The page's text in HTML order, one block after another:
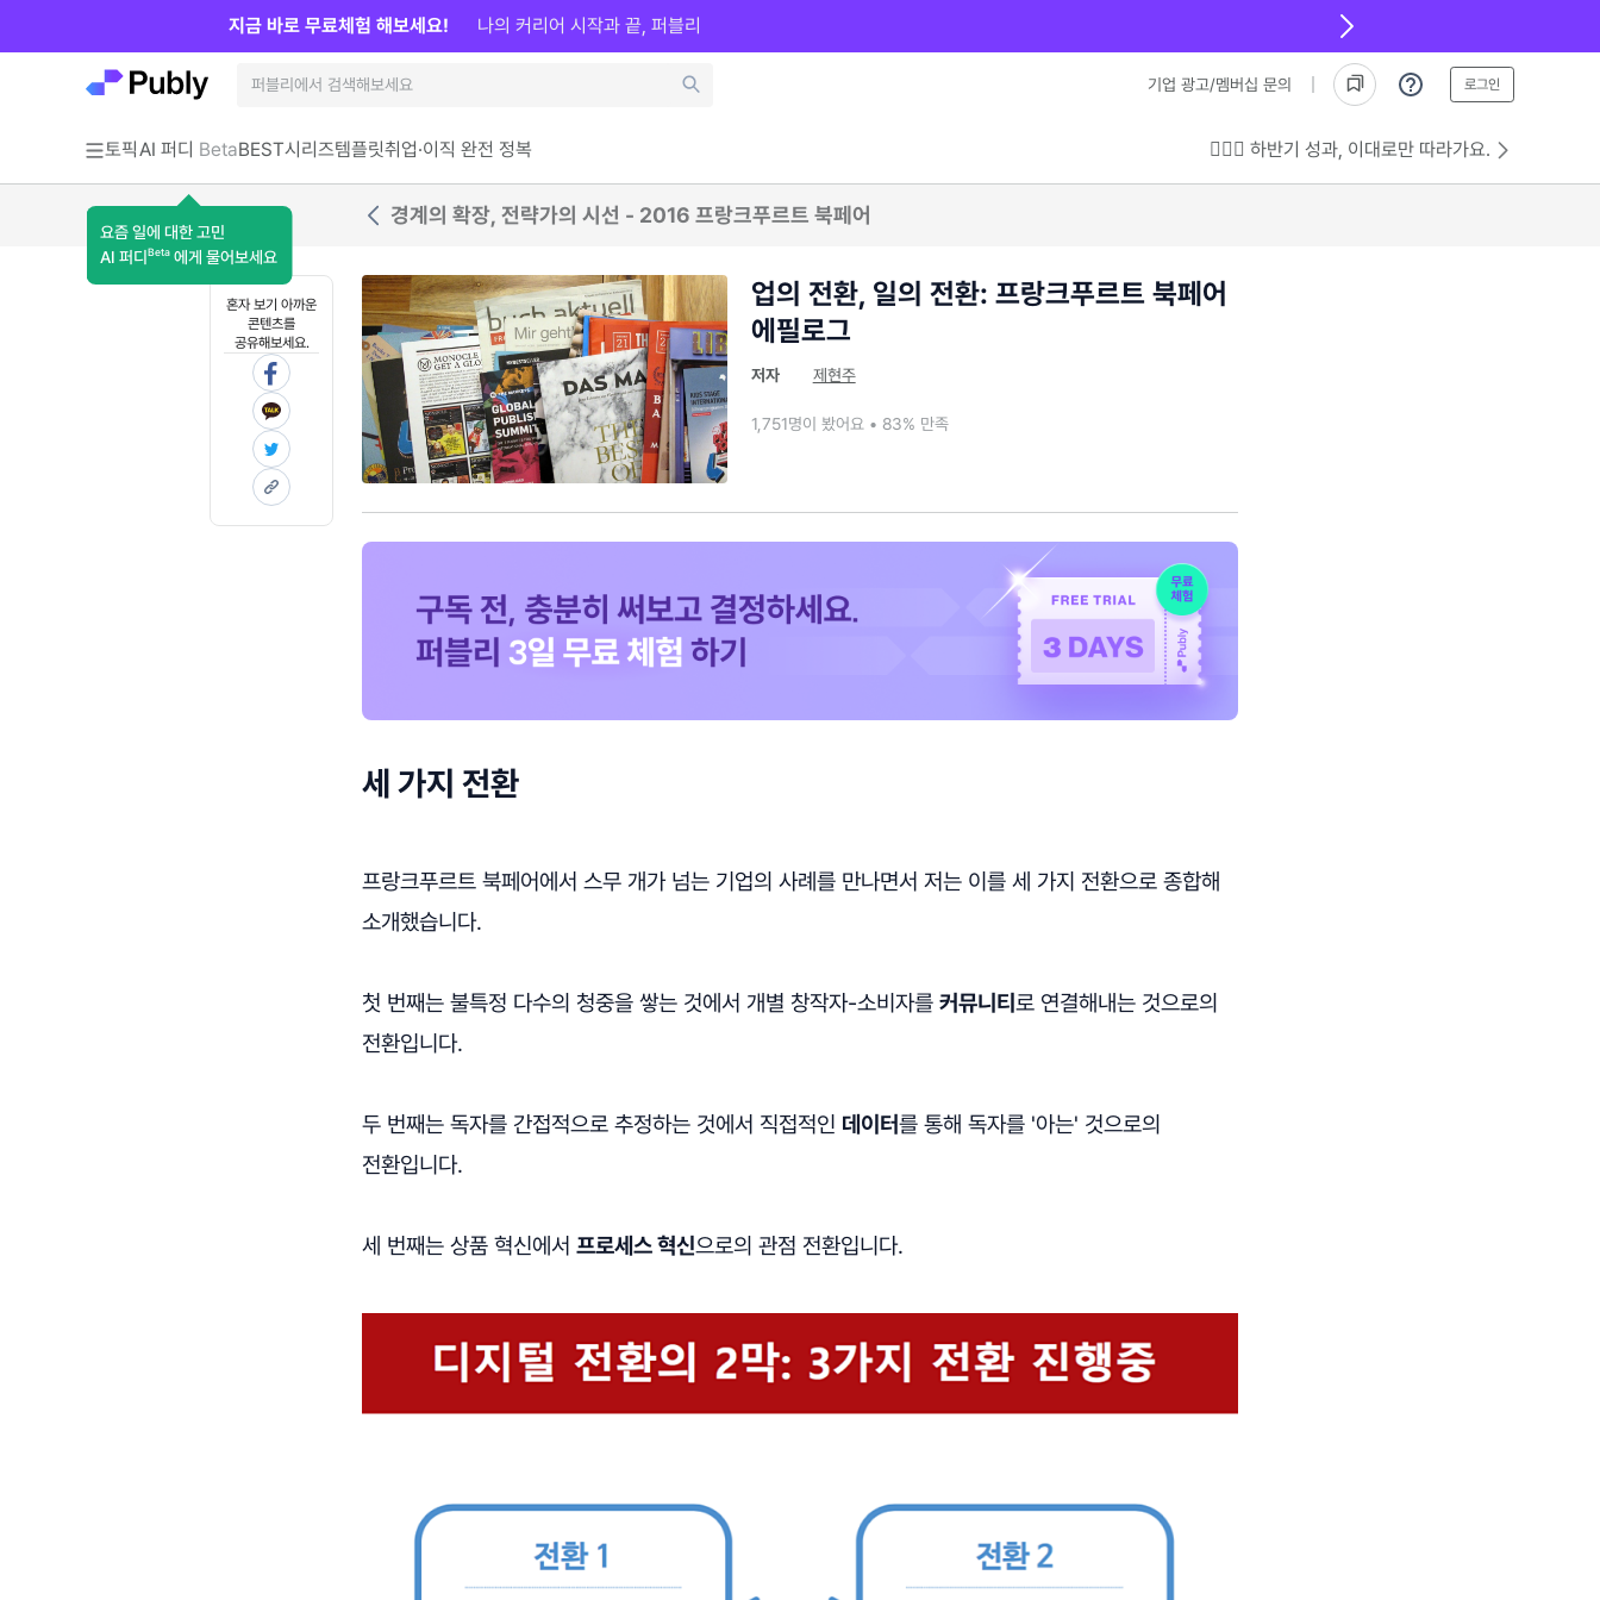
기업 광고/멤버십 문의 로그인
토픽AI 퍼디 Beta
요즘 일에 대한 고민
AI 퍼디 Beta 에게 물어보세요
BEST시리즈템플릿취업·이직 완전 정복 💁🏻‍♂️ 하반기 성과, 이대로만 따라가요.
지금 바로 무료체험 해보세요! 나의 커리어 시작과 끝, 퍼블리
경계의 확장, 전략가의 시선 - 2016 프랑크푸르트 북페어
혼자 보기 아까운
콘텐츠를
공유해보세요.
업의 전환, 일의 전환: 프랑크푸르트 북페어
에필로그
저자 제현주
1,751명이 봤어요 • 83% 만족
세 가지 전환
프랑크푸르트 북페어에서 스무 개가 넘는 기업의 사례를 만나면서 저는 이를 세 가지 전환으로 종합해
소개했습니다.
첫 번째는 불특정 다수의 청중을 쌓는 것에서 개별 창작자-소비자를 커뮤니티 로 연결해내는 것으로의
전환입니다.
두 번째는 독자를 간접적으로 추정하는 것에서 직접적인 데이터를 통해 독자를 '아는' 것으로의
전환입니다.
세 번째는 상품 혁신에서 프로세스 혁신으로의 관점 전환입니다.